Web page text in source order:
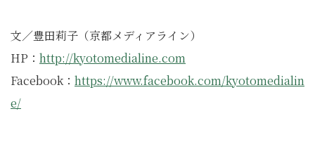
文／豊田莉子（京都メディアライン）
HP： http://kyotomedialine.com
Facebook： https://www.facebook.com/kyotomedialin
e/